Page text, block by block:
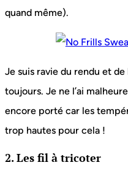
quand même).
Je suis ravie du rendu et
toujours. Je ne l’ai
encore porté car les
trop hautes pour cela !
2. Les fil à tricoter